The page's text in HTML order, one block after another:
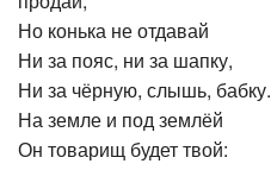
Но конька не отдавай
Ни за пояс, ни за шапку,
Ни за чёрную, слышь, бабку.
На земле и под землёй
Он товарищ будет твой: